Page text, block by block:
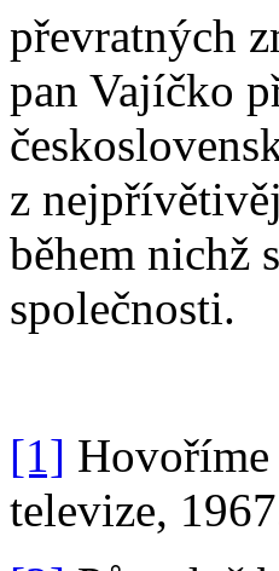
převratných
pan Vajíčko
z
během nichž
společnosti.
[1]
televize,